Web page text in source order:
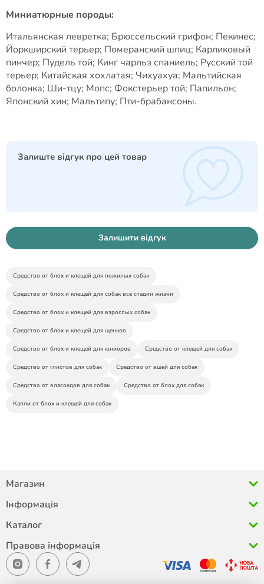
Миниатюрные породы:
Итальянская левретка; Брюссельский грифон; Пекинес;
Йоркширский терьер; Померанский шпиц; Карликовый
пинчер; Пудель той; Кинг чарльз спаниель; Русский той
терьер; Китайская хохлатая; Чихуахуа; Мальтийская
болонка; Ши-тцу; Мопс; Фокстерьер той; Папильон;
Японский хин; Мальтипу; Пти-брабансоны.
Залиште відгук про цей товар
Залишити відгук
Средство от блох и клещей для пожилых собак
Средство от блох и клещей для собак все стадии жизни
Средство от блох и клещей для взрослых собак
Средство от блох и клещей для щенков
Средство от блох и клещей для юниоров Средство от клещей для собак
Средство от глистов для собак Средство от вшей для собак
Средство от власоедов для собак Средство от блох для собак
Капли от блох и клещей для собак
Магазин
Інформація
Каталог
Правова інформація